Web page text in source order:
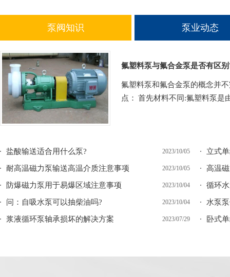
泵阀知识 泵业动态
氟塑料泵与氟合金泵是否有区
氟塑料泵和氟合金泵的概念并
点： 首先材料不同:氟塑料泵是
2023/10/05
盐酸输送适合用什么泵? 立式
2023/10/05
耐高温磁力泵输送高温介质注意事项 高温
2023/10/04
防爆磁力泵用于易爆区域注意事项
2023/10/04
问：自吸水泵可以抽柴油吗? 水泵
2023/07/29
浆液循环泵轴承损坏的解决方案 卧式